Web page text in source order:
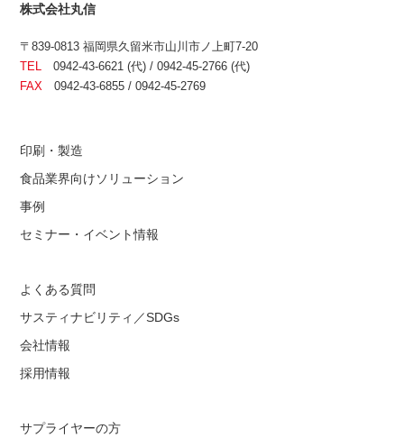
株式会社丸信
〒839-0813 福岡県久留米市山川市ノ上町7-20
TEL
0942-43-6621 (代) / 0942-45-2766 (代)
FAX 0942-43-6855 / 0942-45-2769
印刷・製造
食品業界向けソリューション
事例
セミナー・イベント情報
よくある質問
サスティナビリティ／SDGs
会社情報
採用情報
サプライヤーの方